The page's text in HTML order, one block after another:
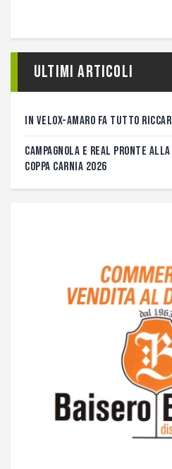
Ultimi articoli
IN VELOX-AMARO FA TUTTO
CAMPAGNOLA E REAL PRONTE
COPPA CARNIA 2026